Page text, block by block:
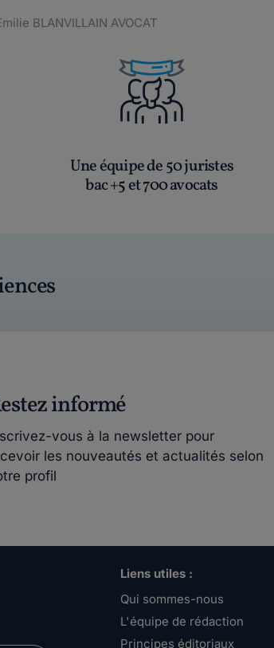
BLANVILLAIN AVOCAT
Une équipe de 50 juristes
bac +5 et 700 avocats
informé
vous à la newsletter pour
les nouveautés et actualités selon
profil
Liens utiles :
Qui sommes-nous
L'équipe de rédaction
Principes éditoriaux